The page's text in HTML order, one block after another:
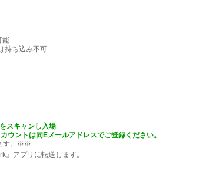
能
持ち込み不可
スキャンし入場
ントは同Eメールアドレスでご登録ください。
す。※※
アプリに転送します。